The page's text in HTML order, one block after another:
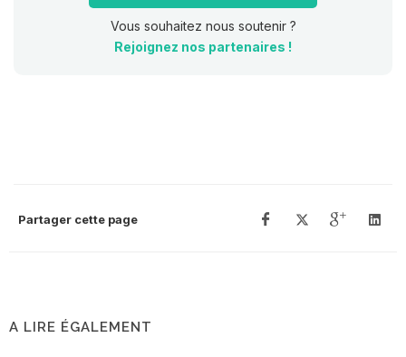
Vous souhaitez nous soutenir ?
Rejoignez nos partenaires !
Partager cette page
A LIRE ÉGALEMENT